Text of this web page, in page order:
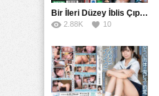
Bir İleri Düzey İblis Çıplak Teslimat Görevlisi, İnce Bedeni ve Şeytani Becerileriyle Sizi Sürekli BoşaltacakMDBK
2.88K 10